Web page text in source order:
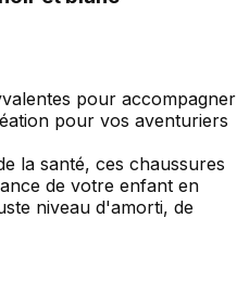
pour accompagner
pour vos aventuriers
la santé, ces chaussures
de votre enfant en
niveau d'amorti, de